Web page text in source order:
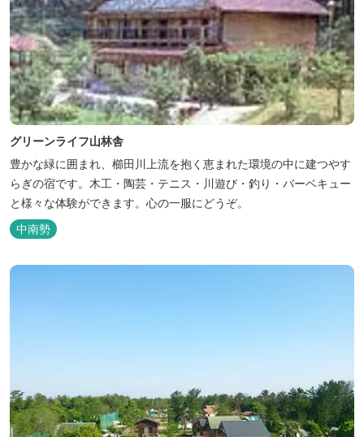
グリーンライフ山林舎
豊かな緑に囲まれ、櫛田川上流を抱く恵まれた環境の中に建つやす
らぎの宿です。木工・陶芸・テニス・川遊び・釣り・バーベキュー
と様々な体験ができます。心の一服にどうぞ。
中南勢